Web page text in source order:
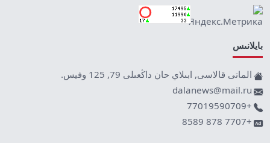
بايلانىس
الماتى قالاسى, ابىلاي حان داڭعىلى 79, 125 وفيس.
dalanews@mail.ru
+77019590709
+7707 878 8589